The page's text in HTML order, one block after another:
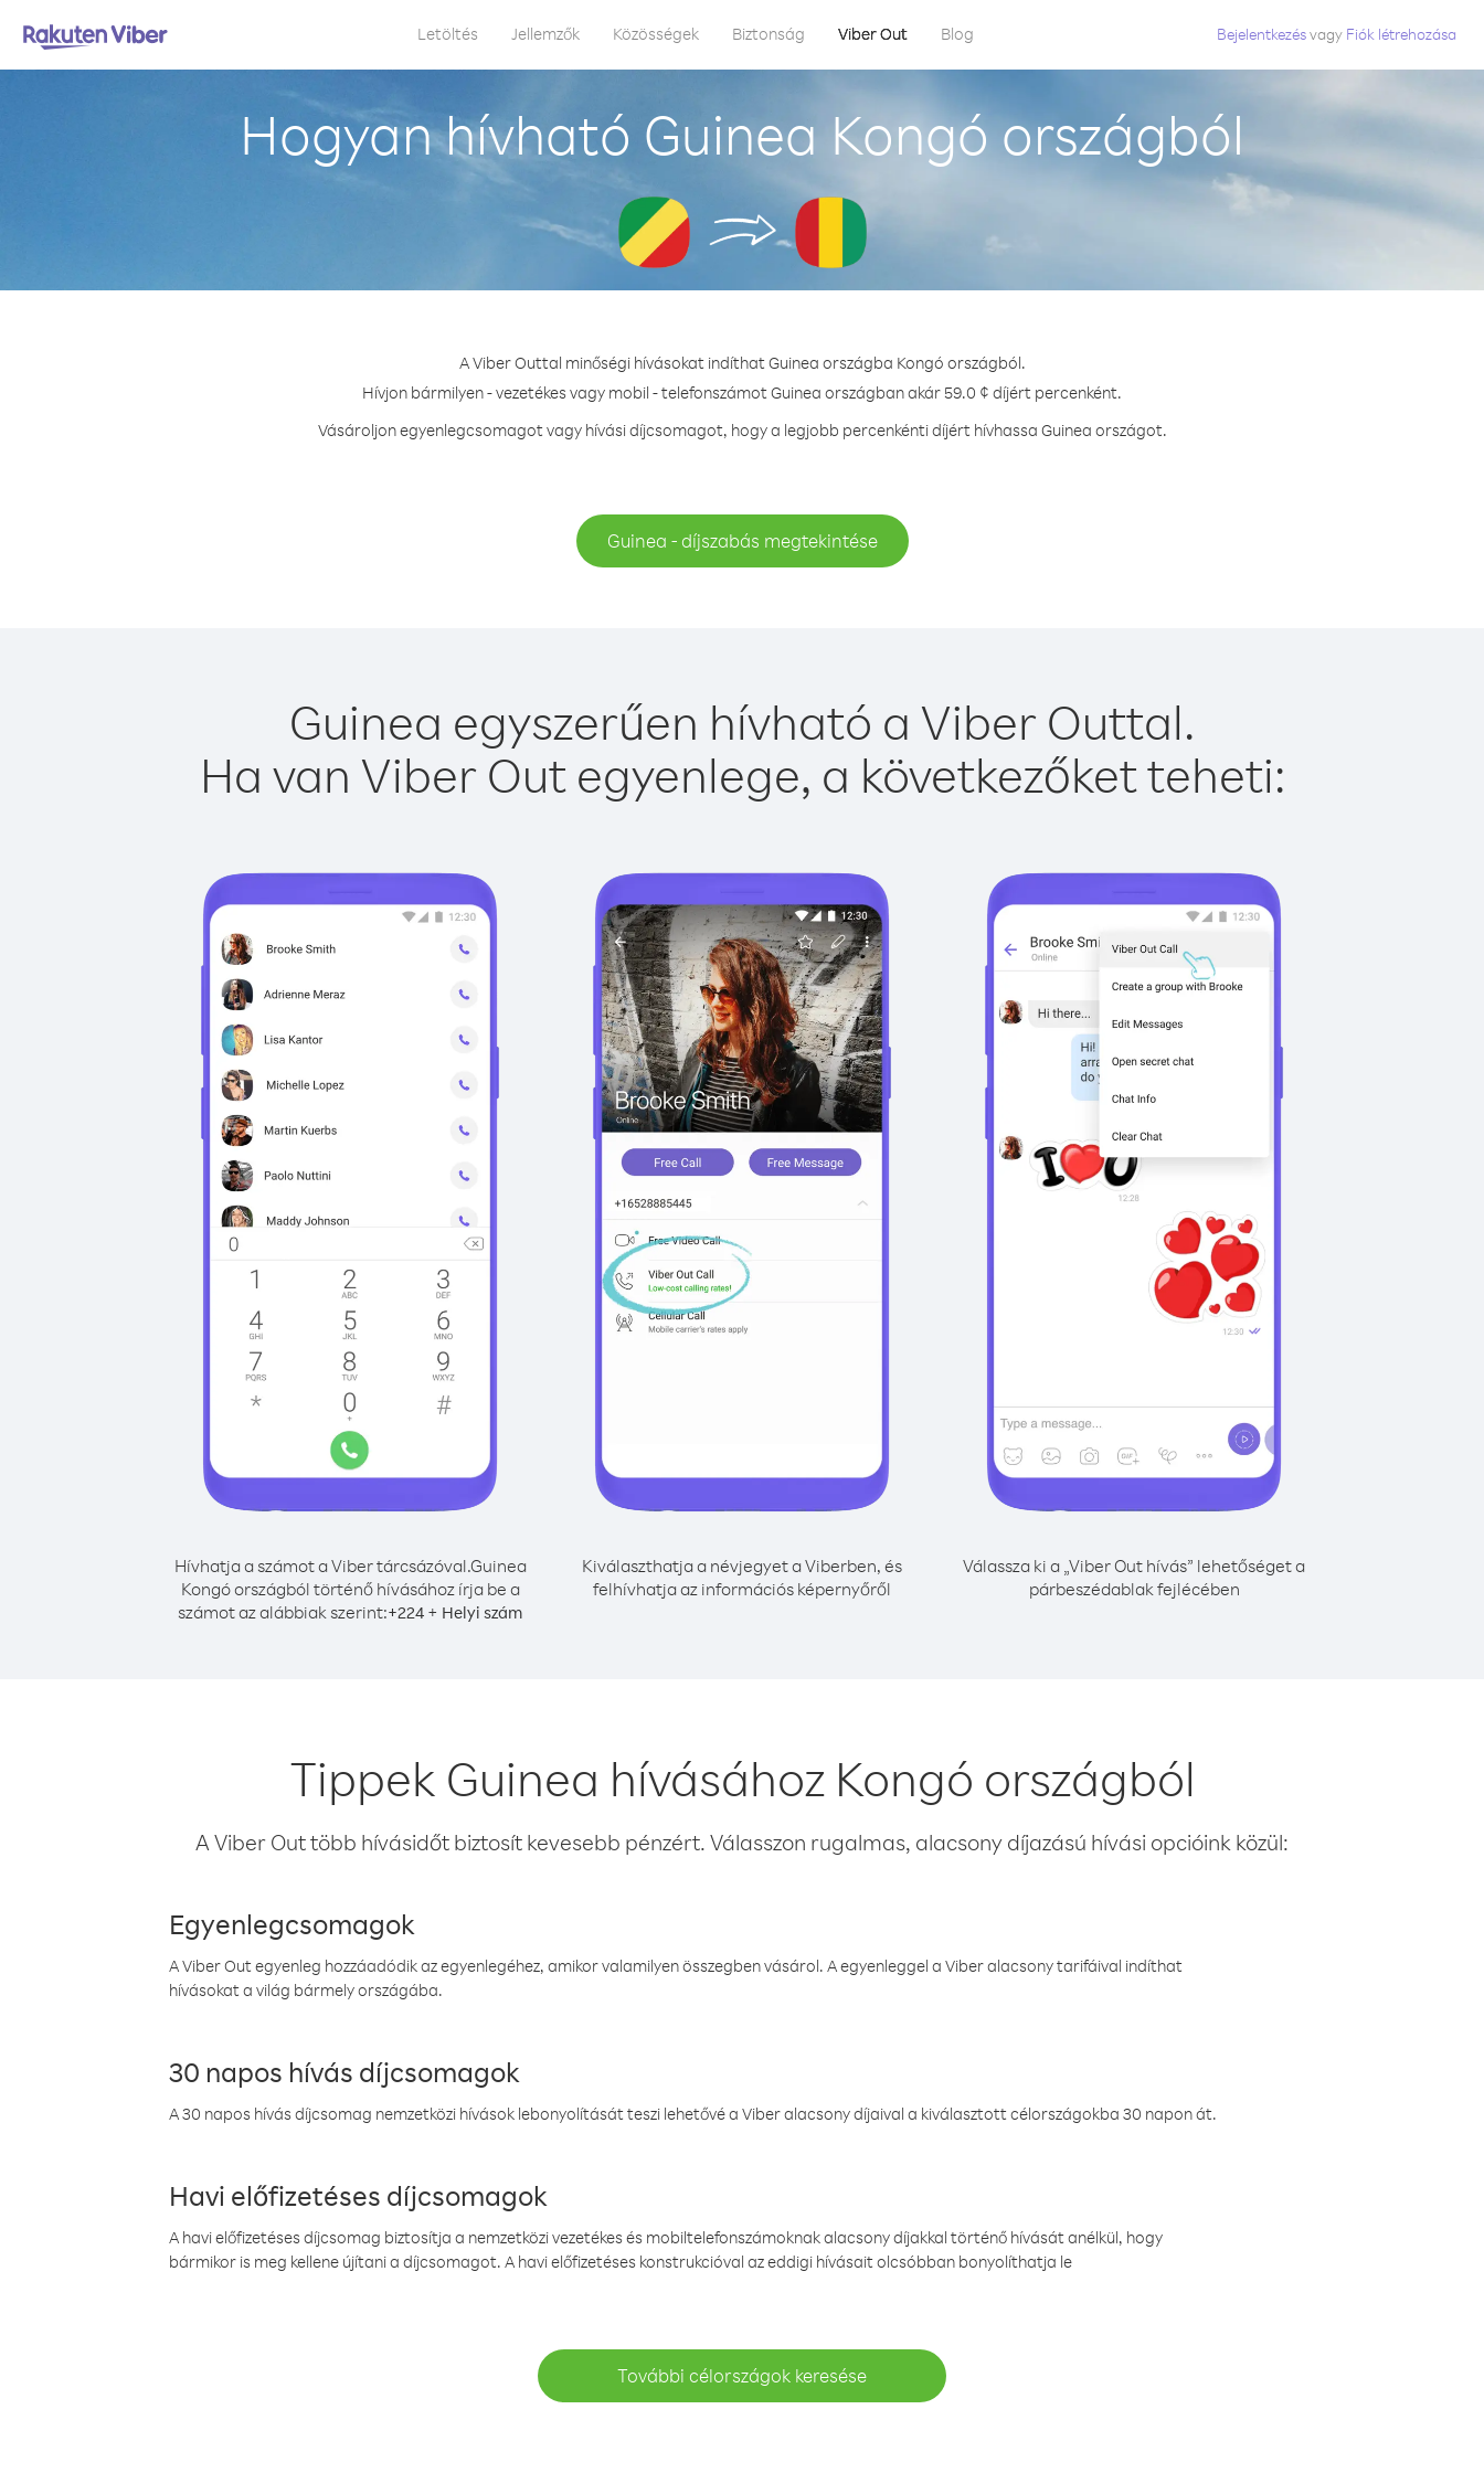
Letöltés Jellemzők Közösségek Biztonság Viber Out Blog Bejelentkezésvagy Fiók létrehozása
Hogyan hívható Guinea Kongó országból
A Viber Outtal minőségi hívásokat indíthat Guinea országba Kongó országból.
Hívjon bármilyen - vezetékes vagy mobil - telefonszámot Guinea országban akár 59.0 ¢ díjért percenként.
Vásároljon egyenlegcsomagot vagy hívási díjcsomagot, hogy a legjobb percenkénti díjért hívhassa Guinea országot.
Guinea - díjszabás megtekintése
Guinea egyszerűen hívható a Viber Outtal.
Ha van Viber Out egyenlege, a következőket teheti:
Hívhatja a számot a Viber tárcsázóval.Guinea
Kongó országból történő hívásához írja be a
számot az alábbiak szerint:+224 + Helyi szám
Kiválaszthatja a névjegyet a Viberben, és
felhívhatja az információs képernyőről
Válassza ki a „Viber Out hívás” lehetőséget a
párbeszédablak fejlécében
Tippek Guinea hívásához Kongó országból
A Viber Out több hívásidőt biztosít kevesebb pénzért. Válasszon rugalmas, alacsony díjazású hívási opcióink közül:
Egyenlegcsomagok
A Viber Out egyenleg hozzáadódik az egyenlegéhez, amikor valamilyen összegben vásárol. A egyenleggel a Viber alacsony tarifáival indíthat
hívásokat a világ bármely országába.
30 napos hívás díjcsomagok
A 30 napos hívás díjcsomag nemzetközi hívások lebonyolítását teszi lehetővé a Viber alacsony díjaival a kiválasztott célországokba 30 napon át.
Havi előfizetéses díjcsomagok
A havi előfizetéses díjcsomag biztosítja a nemzetközi vezetékes és mobiltelefonszámoknak alacsony díjakkal történő hívását anélkül, hogy
bármikor is meg kellene újítani a díjcsomagot. A havi előfizetéses konstrukcióval az eddigi hívásait olcsóbban bonyolíthatja le
További célországok keresése